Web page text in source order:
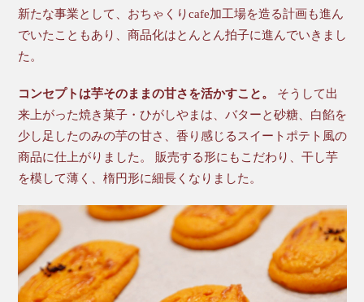
新たな事業として、おちゃくりcafe加工場を造る計画も進ん
でいたこともあり、商品化はとんとん拍子に進んでいきまし
た。
コンセプトは芋そのままの甘さを活かすこと。
そうして出
来上がった焼き菓子・ひがしやまは、バターと砂糖、白餡を
少し足したのみの芋の甘さ、香り感じるスイートポテト風の
商品に仕上がりました。 販売する形にもこだわり、干し芋
を模して薄く、楕円形に細長くなりました。